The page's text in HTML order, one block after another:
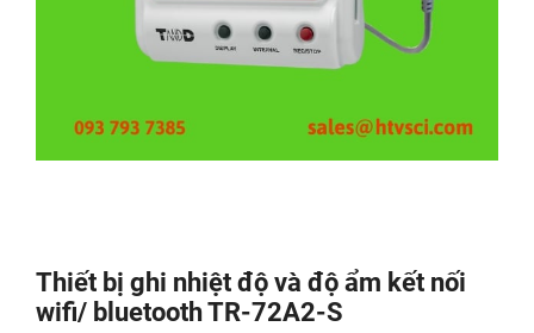
Thiết bị ghi nhiệt độ và độ ẩm kết nối
wifi/ bluetooth TR-72A2-S